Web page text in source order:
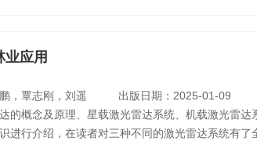
业应用
，覃志刚，刘遥
出版日期：2025-01-09
的概念及原理、星载激光雷达系统、机载激光雷达
进行介绍，在读者对三种不同的激光雷达系统有了
在林业中的应用分别进行介绍，做到理论与实践相